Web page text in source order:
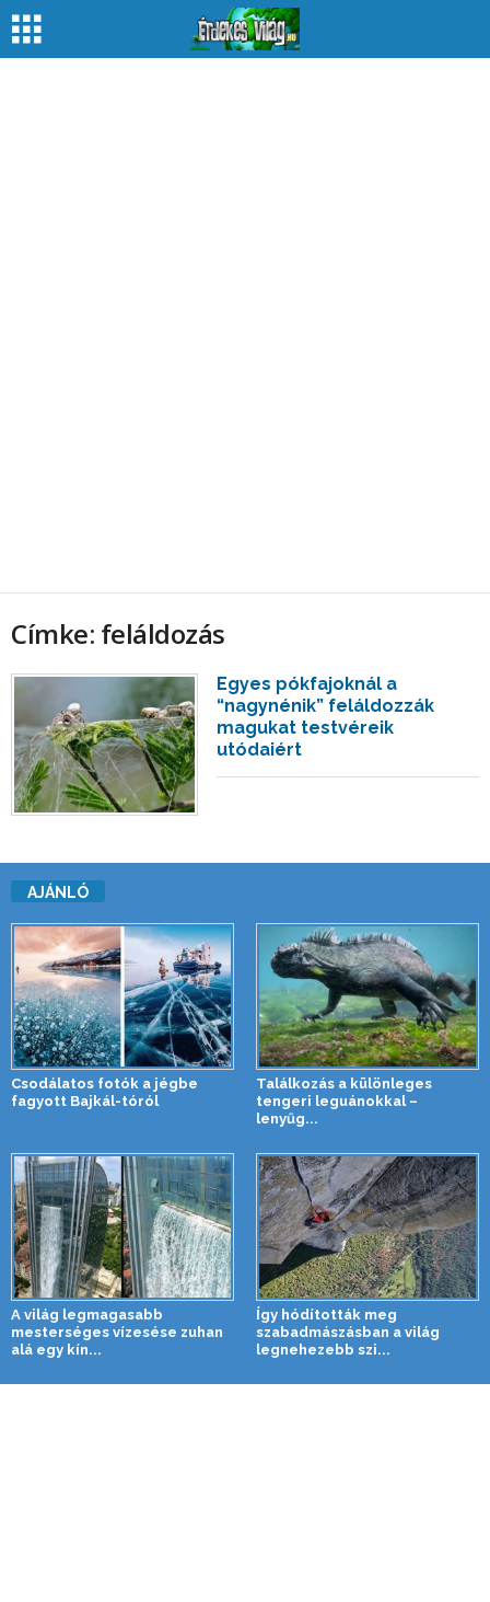
Címke: feláldozás
Egyes pókfajoknál a
“nagynénik” feláldozzák
magukat testvéreik
utódaiért
AJÁNLÓ
Csodálatos fotók a jégbe
fagyott Bajkál-tóról
Találkozás a különleges
tengeri leguánokkal –
lenyűg...
A világ legmagasabb
mesterséges vízesése zuhan
alá egy kín...
Így hódították meg
szabadmászásban a világ
legnehezebb szi...